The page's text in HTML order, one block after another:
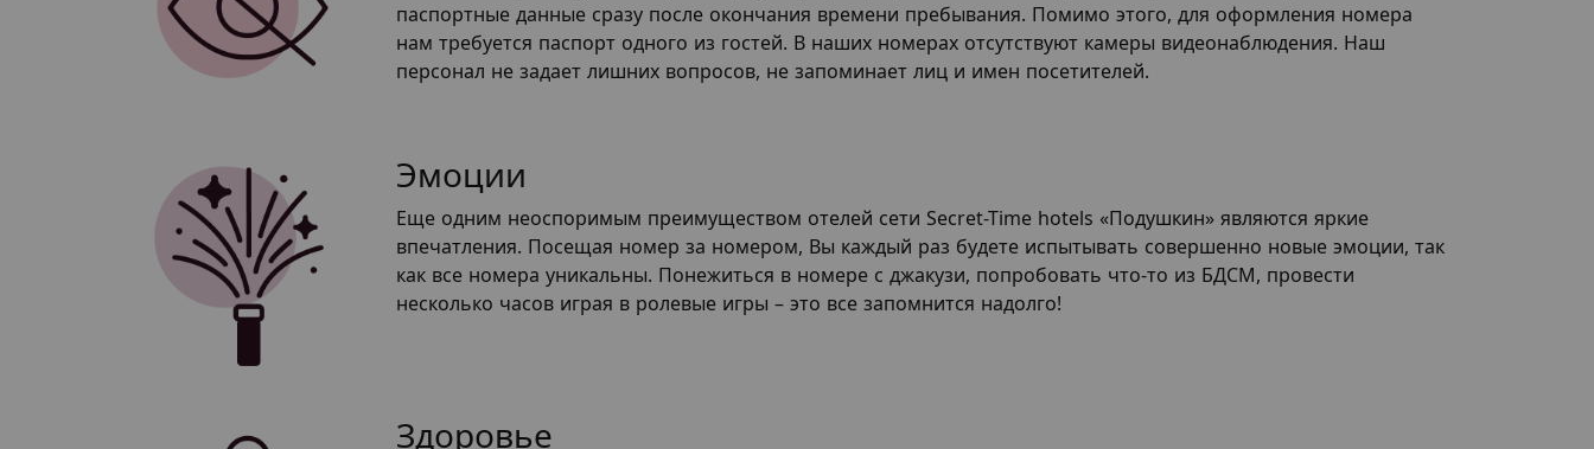
паспортные данные сразу после окончания времени пребывания. Помимо этого, для оформления номера
нам требуется паспорт одного из гостей. В наших номерах отсутствуют камеры видеонаблюдения. Наш
персонал не задает лишних вопросов, не запоминает лиц и имен посетителей.
Эмоции
Еще одним неоспоримым преимуществом отелей сети Secret-Time hotels «Подушкин» являются яркие
впечатления. Посещая номер за номером, Вы каждый раз будете испытывать совершенно новые эмоции, так
как все номера уникальны. Понежиться в номере с джакузи, попробовать что-то из БДСМ, провести
несколько часов играя в ролевые игры – это все запомнится надолго!
Здоровье